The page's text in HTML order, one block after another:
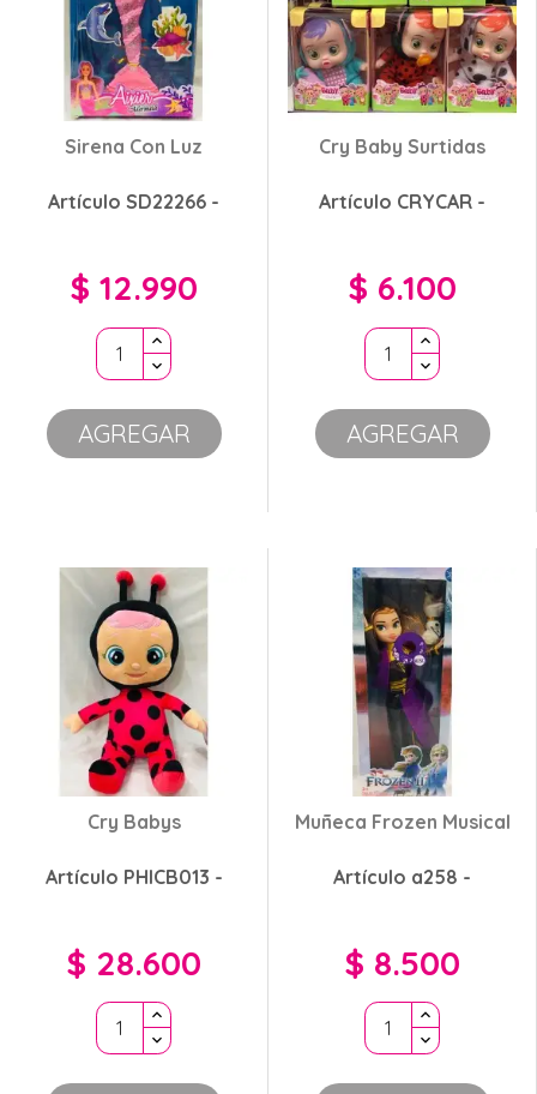
Sirena Con Luz
Artículo SD22266 -
Precio
$ 12.990
AGREGAR
Cry Baby Surtidas
Artículo CRYCAR -
Precio
$ 6.100
AGREGAR
Cry Babys
Artículo PHICB013 -
Precio
$ 28.600
Muñeca Frozen Musical
Artículo a258 -
Precio
$ 8.500